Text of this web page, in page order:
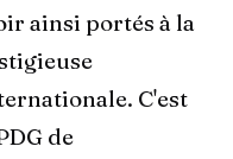
ainsi portés à la
C'est
de